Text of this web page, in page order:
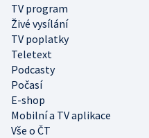
TV program
Živé vysílání
TV poplatky
Teletext
Podcasty
Počasí
E-shop
Mobilní a TV aplikace
Vše o ČT